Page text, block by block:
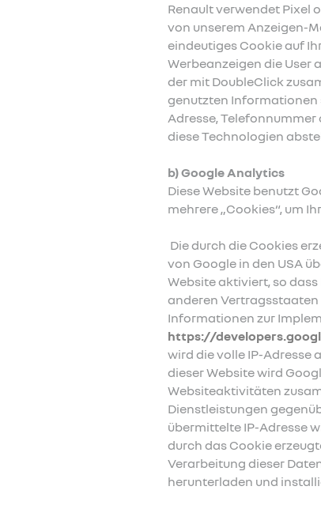
Renault verwendet Pixel
von unserem Anzeigen-
eindeutiges Cookie auf
Werbeanzeigen die User
der mit DoubleClick
genutzten Informationen
Adresse,
diese Technologien
b) Google Analytics
Diese Website benutzt
mehrere „Cookies“, um
Die durch die Cookies
von Google in den USA
Website aktiviert, so
anderen Vertragsstaaten
Informationen zur
https://
wird die volle IP-Adresse
dieser Website wird
Websiteaktivitäten
Dienstleistungen
übermittelte IP-Adresse
durch das Cookie
Verarbeitung dieser
herunterladen und